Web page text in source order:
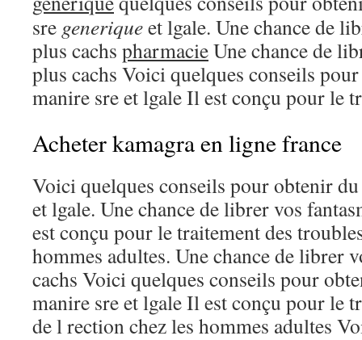
sre generiqueet lgale. Une chance de
plus cachs pharmacieUne chance de
plus cachs Voici quelques conseils
manire sre et lgale Il est conçu pour le
Acheter kamagra en ligne france
Voici quelques conseils pour obtenir
et lgale. Une chance de librer vos
est conçu pour le traitement des
hommes adultes. Une chance de librer
cachs Voici quelques conseils pour
manire sre et lgale Il est conçu pour le
de l rection chez les hommes adultes